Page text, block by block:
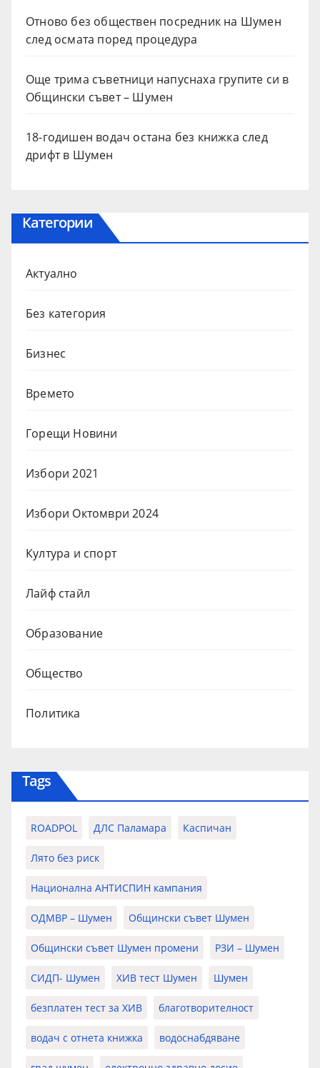
Отново без обществен посредник на Шумен
след осмата поред процедура
Още трима съветници напуснаха групите си в
Общински съвет – Шумен
18-годишен водач остана без книжка след
дрифт в Шумен
Категории
Актуално
Без категория
Бизнес
Времето
Горещи Новини
Избори 2021
Избори Октомври 2024
Култура и спорт
Лайф стайл
Образование
Общество
Политика
Tags
ROADPOL ДЛС Паламара Каспичан
Лято без риск
Национална АНТИСПИН кампания
ОДМВР – Шумен Общински съвет Шумен
Общински съвет Шумен промени РЗИ – Шумен
СИДП- Шумен ХИВ тест Шумен Шумен
безплатен тест за ХИВ благотворителност
водач с отнета книжка водоснабдяване